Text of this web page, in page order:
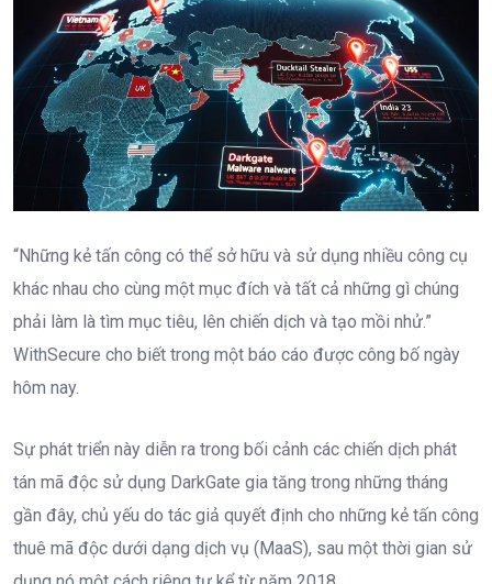
“Những kẻ tấn công có thể sở hữu và sử dụng nhiều công cụ
khác nhau cho cùng một mục đích và tất cả những gì chúng
phải làm là tìm mục tiêu, lên chiến dịch và tạo mồi nhử.”
WithSecure cho biết trong một báo cáo được công bố ngày
hôm nay.
Sự phát triển này diễn ra trong bối cảnh các chiến dịch phát
tán mã độc sử dụng DarkGate gia tăng trong những tháng
gần đây, chủ yếu do tác giả quyết định cho những kẻ tấn công
thuê mã độc dưới dạng dịch vụ (MaaS), sau một thời gian sử